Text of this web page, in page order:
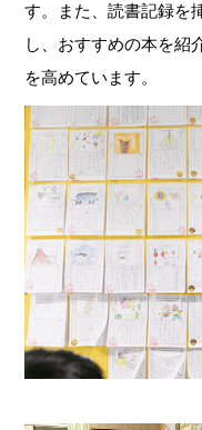
す。また、読書記録を
し、おすすめの本を紹
を高めています。